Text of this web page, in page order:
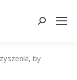
Szukaj:
by